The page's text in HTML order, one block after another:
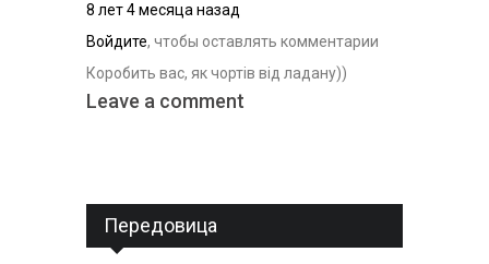
8 лет 4 месяца назад
Войдите, чтобы оставлять комментарии
Коробить вас, як чортів від ладану))
Leave a comment
Передовица